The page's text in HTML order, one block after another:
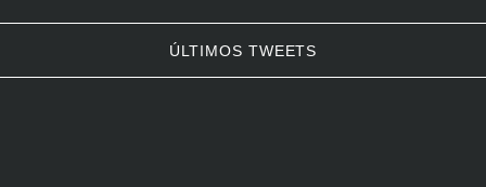
ÚLTIMOS TWEETS